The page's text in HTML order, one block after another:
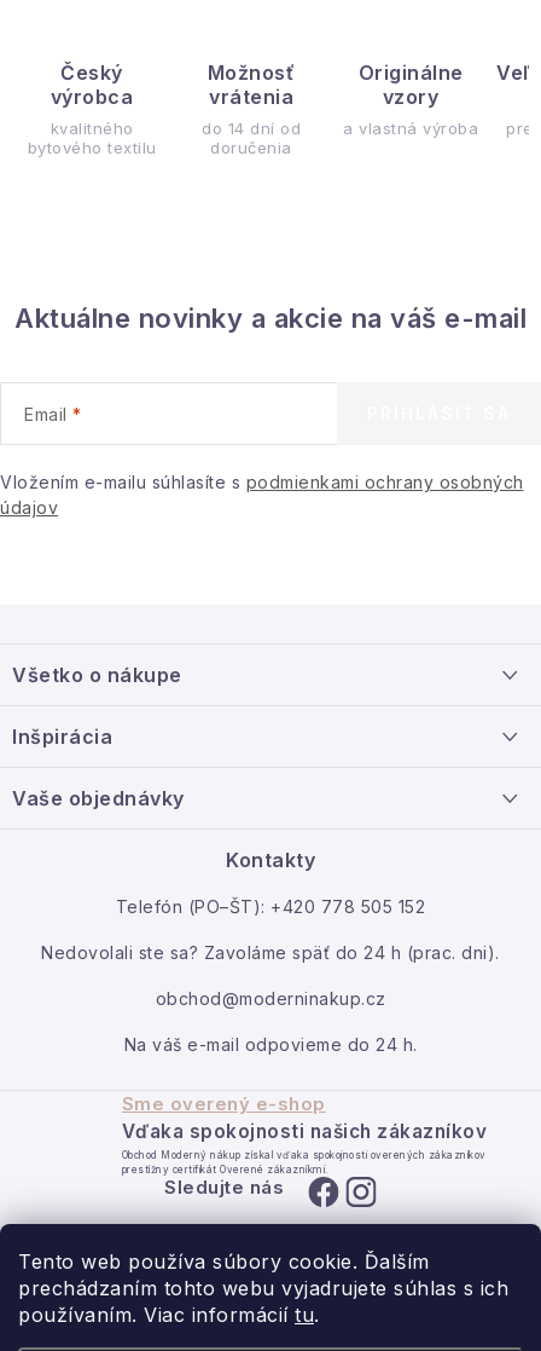
Tento web používa súbory cookie. Ďalším
prechádzaním tohto webu vyjadrujete súhlas s ich
používaním. Viac informácií tu.
Český
výrobca
kvalitného
bytového textilu
Možnosť
vrátenia
do 14 dní od
doručenia
Originálne
vzory
a vlastná výroba pre
Aktuálne novinky a akcie na váš e-mail
Email
Vložením e-mailu súhlasíte s podmienkami ochrany osobných
údajov
p
ä
Všetko o nákupe
Veľkoobchodná spolupráca
Inšpirácia
Vaše objednávky
Kontakty
Telefón (PO–ŠT): +420 778 505 152
Nedovolali ste sa? Zavoláme späť do 24 h (prac. dni).
obchod@moderninakup.cz
Na váš e-mail odpovieme do 24 h.
Sme overený e-shop
Vďaka spokojnosti našich zákazníkov
Obchod Moderný nákup získal vďaka spokojnosti overených zákazníkov
prestížny certifikát Overené zákazníkmi.
Sledujte nás